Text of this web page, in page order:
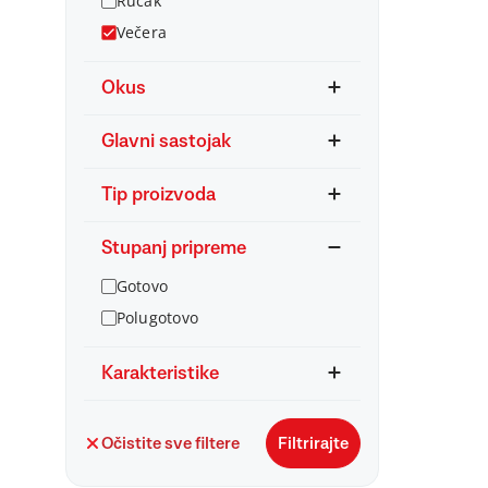
Večera
Okus
Glavni sastojak
Tip proizvoda
Stupanj pripreme
Gotovo
Polugotovo
Karakteristike
Očistite sve filtere Filtrirajte